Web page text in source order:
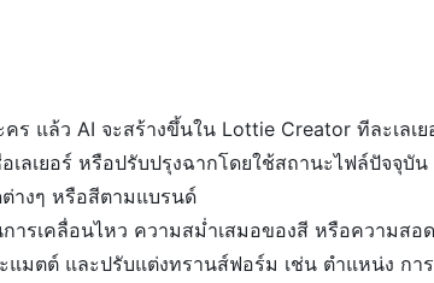
แล้ว AI จะสร้างขึ้นใน Lottie Creator ทีละเลเย
เลเยอร์ หรือปรับปรุงฉากโดยใช้สถานะไฟล์ปัจจุบัน
างๆ หรือสีตามแบรนด์
รเคลื่อนไหว ความสม่ำเสมอของสี หรือความส
มตต์ และปรับแต่งทรานส์ฟอร์ม เช่น ตำแหน่ง ก